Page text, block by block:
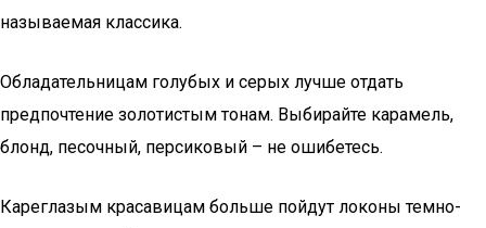
называемая классика.
Обладательницам голубых и серых лучше отдать
предпочтение золотистым тонам. Выбирайте карамель,
блонд, песочный, персиковый – не ошибетесь.
Кареглазым красавицам больше пойдут локоны темно-